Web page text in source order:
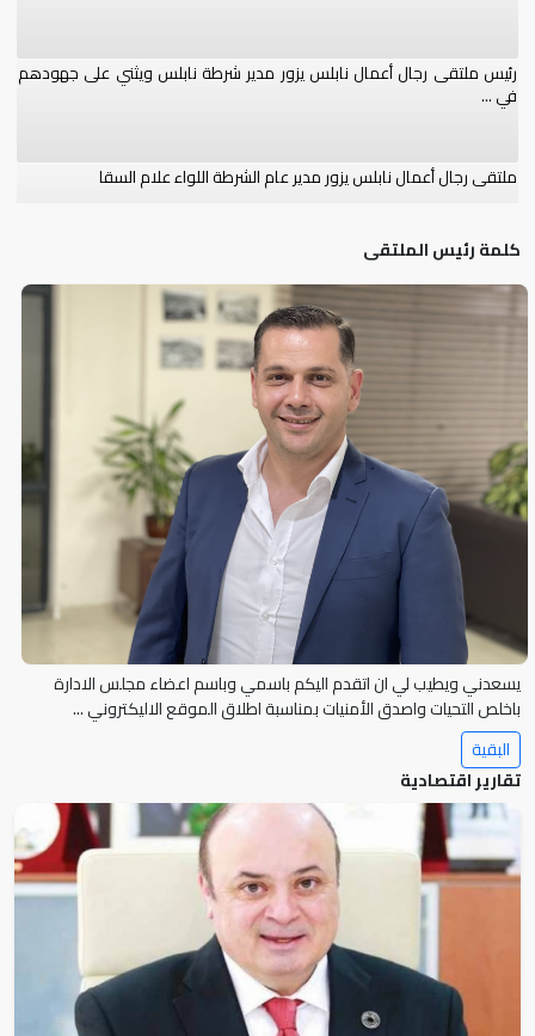
في ...
وفد من ملتقى رجال أعمال نابلس يزور سلطة النقد لبحث سبل التعاون وتعزيز
...
جمعية التضامن الخيرية تعقد ندوة حول “فقه زكاة التاجر” بالتعاون مع ملتقى
جهاز الارتباط العسكري الفلسطيني يطلق خدمة الرقم 163 للابلاغ الفوري عن
اي احداث ...
ملتقى رجال أعمال نابلس يعقد ورشة عمل حول التعديلات الجديدة على
قانون الضريبة ...
وإعفاء ...
جانب من اللقاء الإقتصادي الذي جمع عددًا من الأعضاء، بحضور ممثلين عن
الغرفة ...
اجتماع الهيئة العامة السنوي وافتتاح قاعة البزنس سنتر لملتقى رجال اعمال
ارتفاع ترخيص المصانع بنسبة 6%، وإنخفاض رأسمالها بنسبة 45%
كلمة رئيس الملتقى
يسعدني ويطيب لي ان اتقدم اليكم باسمي وباسم اعضاء مجلس الادارة
باخلص التحيات واصدق الأمنيات بمناسبة اطلاق الموقع الاليكتروني ...
البقية
تقارير اقتصادية